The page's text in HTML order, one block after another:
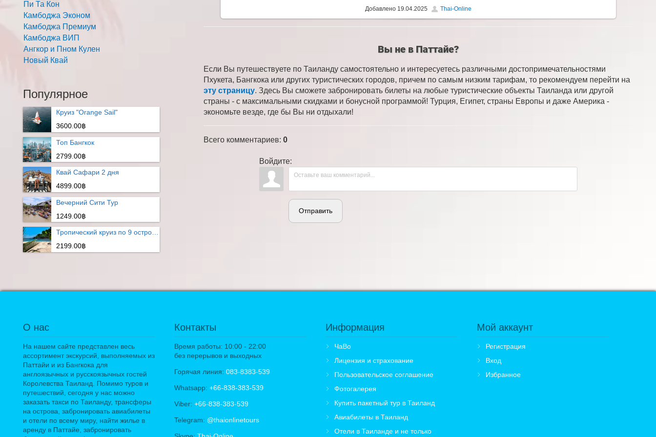
Добавлено 19.04.2025 Thai-Online
Вы не в Паттайе?
Если Вы путешествуете по Таиланду самостоятельно и интересуетесь различными достопримечательностями
Пхукета, Бангкока или других туристических городов, причем по самым низким тарифам, то рекомендуем перейти на
эту страницу. Здесь Вы сможете забронировать билеты на любые туристические объекты Таиланда или другой
страны - с максимальными скидками и бонусной программой! Турция, Египет, страны Европы и даже Америка -
экономьте везде, где бы Вы ни отдыхали!
Всего комментариев: 0
Войдите:
Отправить
Пи Та Кон
Камбоджа Эконом
Камбоджа Премиум
Камбоджа ВИП
Ангкор и Пном Кулен
Новый Квай
Популярное
Круиз "Orange Sail"
3600.00฿
Топ Бангкок
2799.00฿
Квай Сафари 2 дня
4899.00฿
Вечерний Сити Тур
1249.00฿
2199.00฿
О нас
На нашем сайте представлен весь
ассортимент экскурсий, выполняемых из
Паттайи и из Бангкока для
англоязычных и русскоязычных гостей
Королевства Таиланд. Помимо туров и
путешествий, сегодня у нас можно
заказать такси по Таиланду, трансферы
на острова, забронировать авиабилеты
и отели по всему миру, найти жилье в
аренду в Паттайе, забронировать
Контакты
Время работы: 10:00 - 22:00
без перерывов и выходных
Горячая линия: 083-8383-539
Whatsapp: +66-838-383-539
Viber: +66-838-383-539
Telegram: @thaionlinetours
Информация
ЧаВо
Лицензия и страхование
Пользовательское соглашение
Фотогалерея
Купить пакетный тур в Таиланд
Авиабилеты в Таиланд
Отели в Таиланде и не только
Мой аккаунт
Регистрация
Вход
Избранное